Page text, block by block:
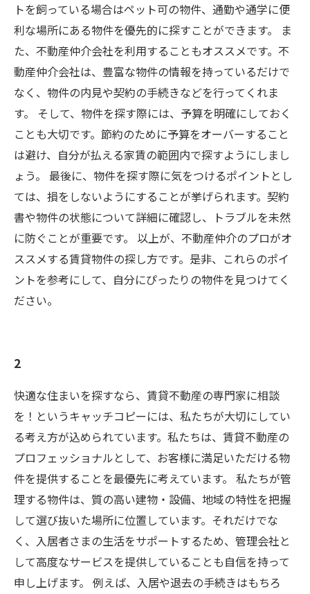
トを飼っている場合はペット可の物件、通勤や通学に便
利な場所にある物件を優先的に探すことができます。 ま
た、不動産仲介会社を利用することもオススメです。不
動産仲介会社は、豊富な物件の情報を持っているだけで
なく、物件の内見や契約の手続きなどを行ってくれま
す。 そして、物件を探す際には、予算を明確にしておく
ことも大切です。節約のために予算をオーバーすること
は避け、自分が払える家賃の範囲内で探すようにしまし
ょう。 最後に、物件を探す際に気をつけるポイントとし
ては、損をしないようにすることが挙げられます。契約
書や物件の状態について詳細に確認し、トラブルを未然
に防ぐことが重要です。 以上が、不動産仲介のプロがオ
ススメする賃貸物件の探し方です。是非、これらのポイ
ントを参考にして、自分にぴったりの物件を見つけてく
ださい。
2
快適な住まいを探すなら、賃貸不動産の専門家に相談
を！というキャッチコピーには、私たちが大切にしてい
る考え方が込められています。私たちは、賃貸不動産の
プロフェッショナルとして、お客様に満足いただける物
件を提供することを最優先に考えています。 私たちが管
理する物件は、質の高い建物・設備、地域の特性を把握
して選び抜いた場所に位置しています。それだけでな
く、入居者さまの生活をサポートするため、管理会社と
して高度なサービスを提供していることも自信を持って
申し上げます。 例えば、入居や退去の手続きはもちろ